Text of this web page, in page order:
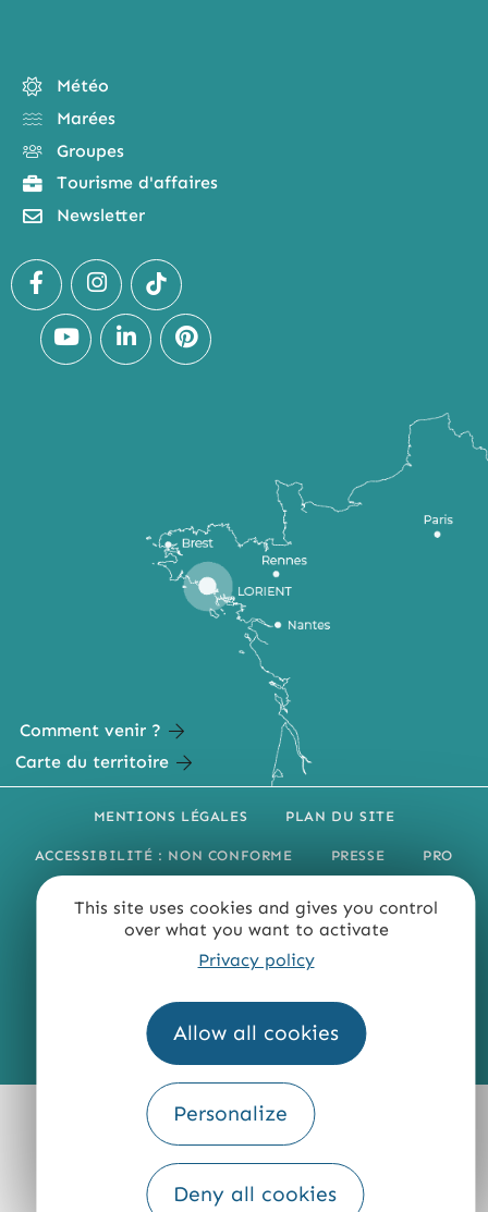
This site uses cookies and gives you control
over what you want to activate
Privacy policy
Allow all cookies
Personalize
Deny all cookies
Météo
Marées
Groupes
Tourisme d'affaires
Newsletter
Comment venir ?
Carte du territoire
MENTIONS LÉGALES PLAN DU SITE
ACCESSIBILITÉ : NON CONFORME PRESSE PRO
Fourni par
Traduction